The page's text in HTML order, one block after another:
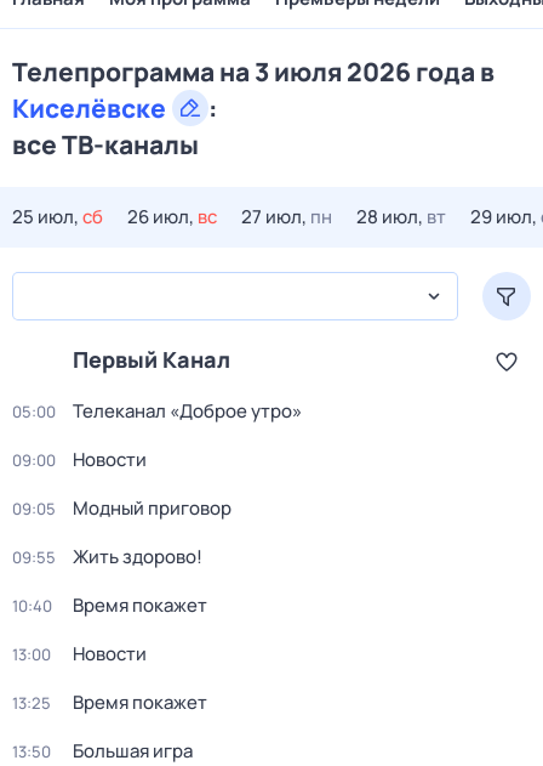
Телепрограмма на 3 июля 2026 года в
Киселёвске
:
все ТВ-каналы
25 июл,сб 26 июл, вс 27 июл, пн 28 июл, вт 29 июл,
Первый Канал
05:00 Телеканал «Доброе утро»
09:00 Новости
09:05 Модный приговор
09:55 Жить здорово!
10:40 Время покажет
13:00 Новости
13:25 Время покажет
13:50 Большая игра